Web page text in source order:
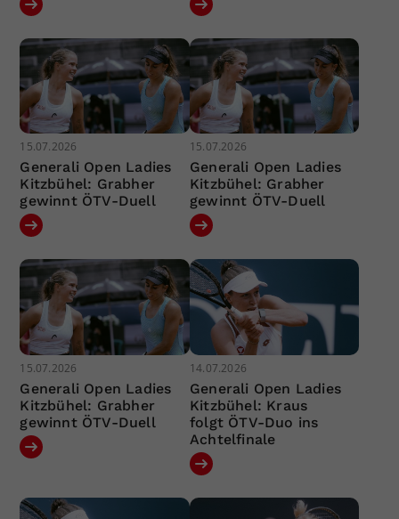
15.07.2026
Generali Open Ladies
Kitzbühel: Grabher
gewinnt ÖTV-Duell
15.07.2026
Generali Open Ladies
Kitzbühel: Grabher
gewinnt ÖTV-Duell
15.07.2026
Generali Open Ladies
Kitzbühel: Grabher
gewinnt ÖTV-Duell
14.07.2026
Generali Open Ladies
Kitzbühel: Kraus
folgt ÖTV-Duo ins
Achtelfinale